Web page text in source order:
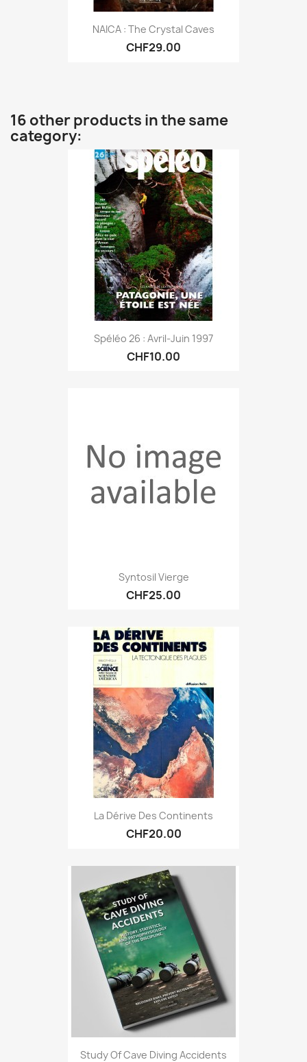
NAICA : The Crystal Caves
CHF29.00
16 other products in the same
category:
Spéléo 26 : Avril-Juin 1997
CHF10.00
Syntosil Vierge
CHF25.00
La Dérive Des Continents
CHF20.00
Study Of Cave Diving Accidents